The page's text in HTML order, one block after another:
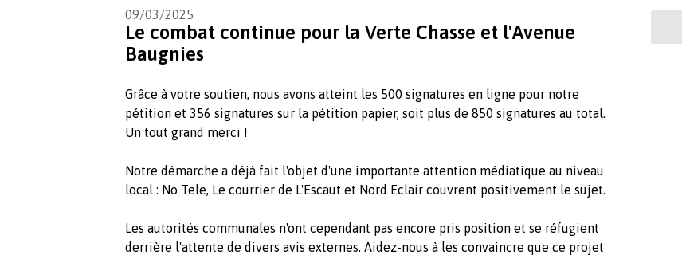
09/03/2025
Le combat continue pour la Verte Chasse et l'Avenue
Baugnies
Grâce à votre soutien, nous avons atteint les 500 signatures en ligne pour notre
pétition et 356 signatures sur la pétition papier, soit plus de 850 signatures au total.
Un tout grand merci !
Notre démarche a déjà fait l'objet d'une importante attention médiatique au niveau
local : No Tele, Le courrier de L'Escaut et Nord Eclair couvrent positivement le sujet.
Les autorités communales n'ont cependant pas encore pris position et se réfugient
derrière l'attente de divers avis externes. Aidez-nous à les convaincre que ce projet